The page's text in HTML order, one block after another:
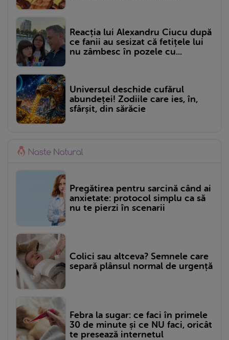
Reacția lui Alexandru Ciucu după
ce fanii au sesizat că fetițele lui
nu zâmbesc în pozele cu...
Universul deschide cufărul
abundeței! Zodiile care ies, în,
sfârșit, din sărăcie
Pregătirea pentru sarcină când ai
anxietate: protocol simplu ca să
nu te pierzi în scenarii
Colici sau altceva? Semnele care
separă plânsul normal de urgență
Febra la sugar: ce faci în primele
30 de minute și ce NU faci, oricât
te presează internetul